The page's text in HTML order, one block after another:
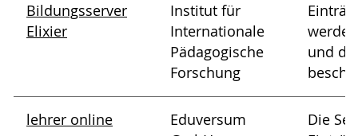
Bildungsserver
Elixier
Institut für
Internationale
Pädagogische
Forschung
und
lehrer online
Eduversum
Die